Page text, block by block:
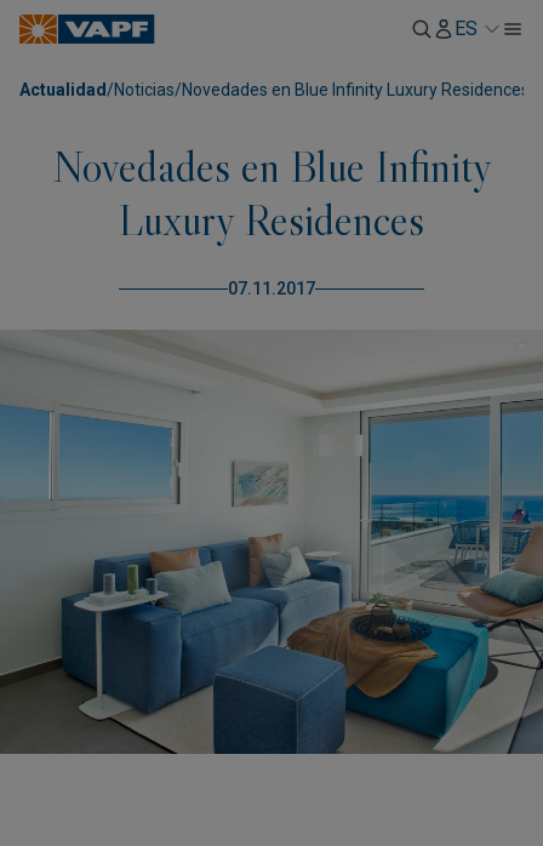
ES
Actualidad /Noticias/Novedades en Blue Infinity Luxury Residences
Novedades en Blue Infinity
Luxury Residences
07.11.2017